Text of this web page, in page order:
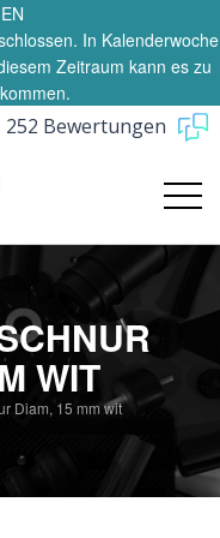
In Kalenderwoche
Zeitraum kann es zu
252 Bewertungen
WIT
Diam, 15 mm wit